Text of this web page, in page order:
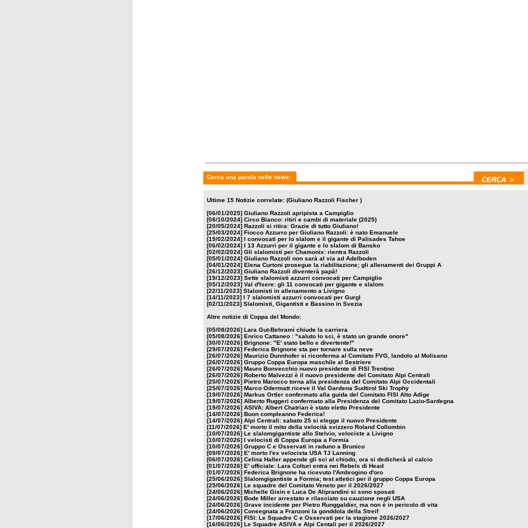
Cerca una parola nelle news:
Ultime 15 Notizie correlate: (Giuliano Razzoli Fischer )
[06/01/2025] Giuliano Razzoli apripista a Campiglio
[08/10/2024] Circo Bianco: ritiri e cambi di materiale (2025)
[20/05/2024] Razzoli si ritira: Grazie di tutto Giuliano!
[25/03/2024] Fiocco Azzurro per Giuliano Razzoli: è nato Emanuele
[19/02/2024] I convocati per lo slalom e il gigante di Palisades Tahoe
[06/02/2024] I 13 Azzurri per il gigante e lo slalom di Bansko
[02/02/2024] Gli slalomisti per Chamonix: rientra Razzoli
[05/01/2024] Giuliano Razzoli non sarà al via ad Adelboden
[04/01/2024] Elena Curtoni prosegue la riabilitazione; gli allenamenti dei Gruppi A
[26/12/2023] Giuliano Razzoli diventerà papà!
[19/12/2023] Sette slalomisti azzurri convocati per Campiglio
[05/12/2023] Val d'Isere: gli 11 convocati per gigante e slalom
[22/11/2023] Slalomisti in allenamento a Livigno
[14/11/2023] I 7 slalomisti azzurri convocati per Gurgl
[02/11/2023] Slalomisti, Gigantisti e Bassino in Svezia
Altre notizie di Coppa del Mondo:
[05/08/2026] Lara Gut-Behrami chiude la carriera
[05/08/2026] Enrico Cattaneo : "saluto lo sci, è stato un grande onore"
[30/07/2026] Brignone: "E' stato bello e divertente!"
[29/07/2026] Federica Brignone sta per tornare sulla neve
[26/07/2026] Maurizio Dunnhofer si riconferma al Comitato FVG, Iandolo al Molisano
[26/07/2026] Gruppo Coppa Europa maschile al Sestriere
[26/07/2026] Mauro Bonvecchio nuovo presidente di FISI Trentino
[26/07/2026] Roberto Malvezzi è il nuovo presidente del Comitato Alpi Centrali
[25/07/2026] Pietro Marocco torna alla presidenza del Comitato Alpi Occidentali
[25/07/2026] Marco Odermatt riceve il Val Gardena Sudtirol Ski Trophy
[19/07/2026] Markus Ortler confermato alla guida del Comitato FISI Alto Adige
[19/07/2026] Alberto Ruggeri confermato alla Presidenza del Comitato Lazio-Sardegna
[19/07/2026] ASIVA: Albert Chatrian è stato eletto Presidente
[14/07/2026] Buon compleanno Federica!
[14/07/2026] Alpi Centrali: sabato 25 si elegge il nuovo Presidente
[11/07/2026] E' morto il mito della velocità svizzero Roland Collombin
[10/07/2026] Le slalomgigantiste allo Stelvio, velociste a Livigno
[10/07/2026] I velocisti di Coppa Europa a Formia
[10/07/2026] Gruppo C e Osservati in raduno a Brunico
[09/07/2026] E' morto l'ex velocista USA TJ Lanning
[06/07/2026] Celina Haller appende gli sci al chiodo, ora si dedicherà al calcio
[01/07/2026] E' ufficiale: Lara Colturi entra nei Rebels di Head
[01/07/2026] Federica Brignone ha ricevuto l'Ambrogino d'oro
[25/06/2026] Slalomgigantiste a Formia; test atletici per il gruppo Coppa Europa
[25/06/2026] Le squadre del Comitato Veneto per il 2026/2027
[24/06/2026] Michelle Gisin e Luca De Aliprandini si sono sposati
[24/06/2026] Bode Miller arrestato e rilasciato su cauzione negli USA
[24/06/2026] Grave incidente per Pietro Runggaldier, ma non è in pericolo di vita
[24/06/2026] Consegnata a Franzoni la gonddola della Streif
[17/06/2026] FISI: Le Squadre C e Osservati per la stagione 2026/2027
[16/06/2026] Le Squadre ASIVA e Alpi Centali per il 2026/2027